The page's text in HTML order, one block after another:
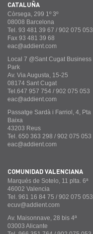
CATALUÑA
Còrsega, 299 1º 3º
08008 Barcelona
Tel. 93 481 39 67 / 902 075 053
Fax 93 481 39 68
eac@addient.com
Local 7 @Sant Cugat Business
Park
Av. Via Augusta, 15-25
08174 Sant Cugat
Tel.647 957 754 / 902 075 053
eac@addient.com
Passatge Sardà i Farriol, 4, Pta
Baixa
43203 Reus
Tel. 650 363 298 / 902 075 053
eac@addient.com
COMUNIDAD VALENCIANA
Marqués de Sotelo, 11 plta. 6ª
46002 Valencia
Tel. 961 16 84 75 / 902 075 053
ecuv@addient.com
Av. Maisonnave, 28 bis 4ª
03003 Alicante